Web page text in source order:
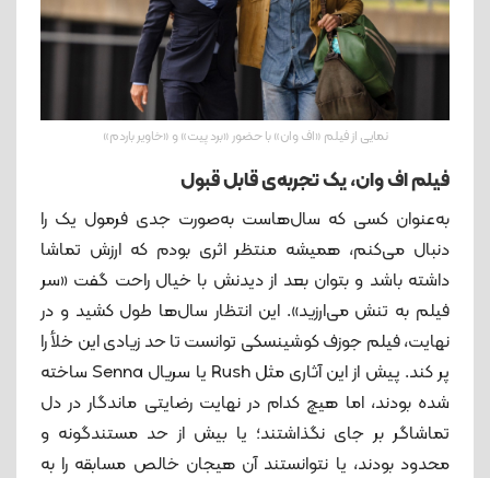
نمایی از فیلم «اف وان» با حضور «برد پیت» و «خاویر باردم»
فیلم اف وان، یک تجربه‌ی‌ قابل قبول
به‌عنوان کسی که سال‌هاست به‌صورت جدی فرمول یک را
دنبال می‌کنم، همیشه منتظر اثری بودم که ارزش تماشا
داشته باشد و بتوان بعد از دیدنش با خیال راحت گفت «سر
فیلم به تنش می‌ارزید». این انتظار سال‌ها طول کشید و در
نهایت، فیلم جوزف کوشینسکی توانست تا حد زیادی این خلأ را
پر کند. پیش از این آثاری مثل Rush یا سریال Senna ساخته
شده بودند، اما هیچ ‌کدام در نهایت رضایتی ماندگار در دل
تماشاگر بر جای نگذاشتند؛ یا بیش از حد مستندگونه و
محدود بودند، یا نتوانستند آن هیجان خالص مسابقه را به